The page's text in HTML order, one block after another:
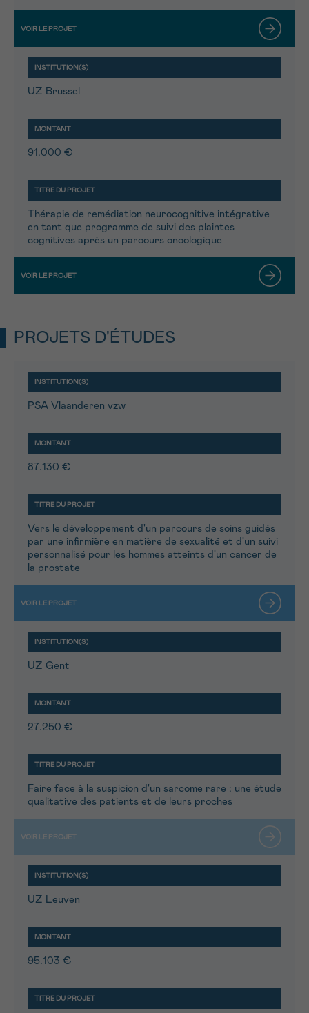
UZ Brussel
91.000 €
Thérapie de remédiation neurocognitive intégrative
en tant que programme de suivi des plaintes
cognitives après un parcours oncologique
PROJETS D'ÉTUDES
PSA Vlaanderen vzw
87.130 €
Vers le développement d'un parcours de soins guidés
par une infirmière en matière de sexualité et d'un suivi
personnalisé pour les hommes atteints d'un cancer de
la prostate
UZ Gent
27.250 €
Faire face à la suspicion d'un sarcome rare : une étude
qualitative des patients et de leurs proches
UZ Leuven
95.103 €